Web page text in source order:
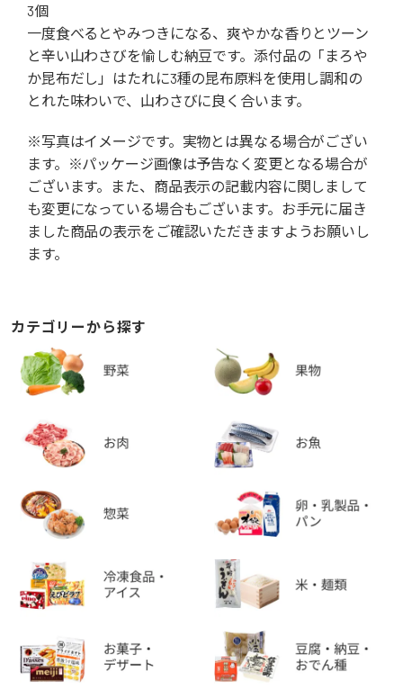
3個
一度食べるとやみつきになる、爽やかな香りとツーン
と辛い山わさびを愉しむ納豆です。添付品の「まろや
か昆布だし」はたれに3種の昆布原料を使用し調和の
とれた味わいで、山わさびに良く合います。
※写真はイメージです。実物とは異なる場合がござい
ます。※パッケージ画像は予告なく変更となる場合が
ございます。また、商品表示の記載内容に関しまして
も変更になっている場合もございます。お手元に届き
ました商品の表示をご確認いただきますようお願いし
ます。
カテゴリーから探す